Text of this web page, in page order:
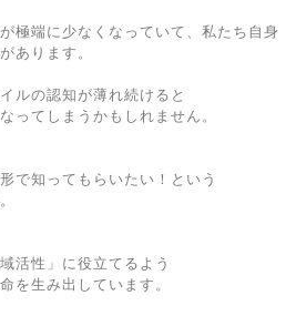
極端に少なくなっていて、私たち自身
あります。
ルの認知が薄れ続けると
ってしまうかもしれません。
で知ってもらいたい！という
活性」に役立てるよう
を生み出しています。